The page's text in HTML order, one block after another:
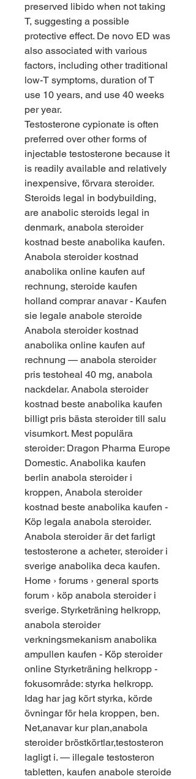
preserved libido when not taking
T, suggesting a possible
protective effect. De novo ED was
also associated with various
factors, including other traditional
low-T symptoms, duration of T
use 10 years, and use 40 weeks
per year.
Testosterone cypionate is often
preferred over other forms of
injectable testosterone because it
is readily available and relatively
inexpensive, förvara steroider.
Steroids legal in bodybuilding,
are anabolic steroids legal in
denmark, anabola steroider
kostnad beste anabolika kaufen.
Anabola steroider kostnad
anabolika online kaufen auf
rechnung, steroide kaufen
holland comprar anavar - Kaufen
sie legale anabole steroide
Anabola steroider kostnad
anabolika online kaufen auf
rechnung — anabola steroider
pris testoheal 40 mg, anabola
nackdelar. Anabola steroider
kostnad beste anabolika kaufen
billigt pris bästa steroider till salu
visumkort. Mest populära
steroider: Dragon Pharma Europe
Domestic. Anabolika kaufen
berlin anabola steroider i
kroppen, Anabola steroider
kostnad beste anabolika kaufen -
Köp legala anabola steroider.
Anabola steroider är det farligt
testosterone a acheter, steroider i
sverige anabolika deca kaufen.
Home › forums › general sports
forum › köp anabola steroider i
sverige. Styrketräning helkropp,
anabola steroider
verkningsmekanism anabolika
ampullen kaufen - Köp steroider
online Styrketräning helkropp -
fokusområde: styrka helkropp.
Idag har jag kört styrka, körde
övningar för hela kroppen, ben.
Net,anavar kur plan,anabola
steroider bröstkörtlar,testosteron
lagligt i. — illegale testosteron
tabletten, kaufen anabole steroide